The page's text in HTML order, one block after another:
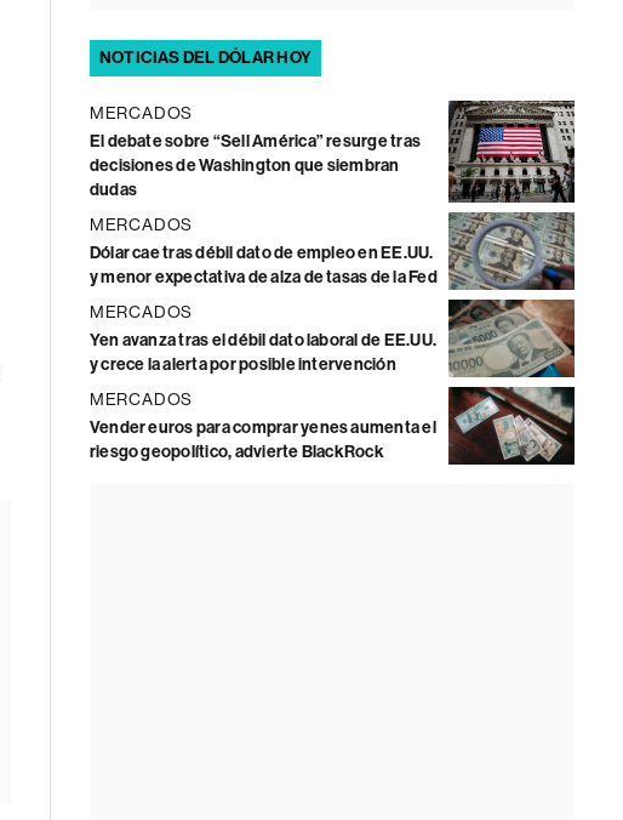
NOTICIAS DEL DÓLAR HOY
MERCADOS
El debate sobre “Sell América” resurge tras
decisiones de Washington que siembran
dudas
MERCADOS
Dólar cae tras débil dato de empleo en EE.UU.
y menor expectativa de alza de tasas de la Fed
MERCADOS
Yen avanza tras el débil dato laboral de EE.UU.
y crece la alerta por posible intervención
MERCADOS
Vender euros para comprar yenes aumenta el
riesgo geopolítico, advierte BlackRock